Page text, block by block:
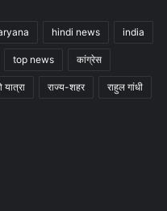
hindi news india
top news कांग्रेस
यात्रा राज्य-शहर राहुल गांधी